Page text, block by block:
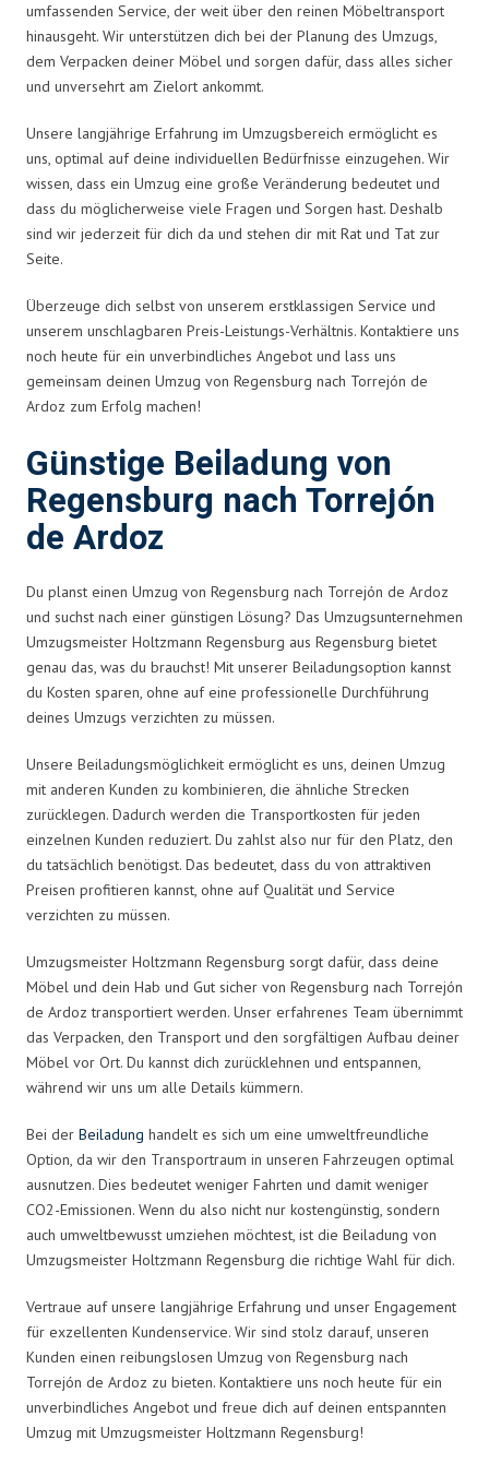
umfassenden Service, der weit über den reinen Möbeltransport
hinausgeht. Wir unterstützen dich bei der Planung des Umzugs,
dem Verpacken deiner Möbel und sorgen dafür, dass alles sicher
und unversehrt am Zielort ankommt.
Unsere langjährige Erfahrung im Umzugsbereich ermöglicht es
uns, optimal auf deine individuellen Bedürfnisse einzugehen. Wir
wissen, dass ein Umzug eine große Veränderung bedeutet und
dass du möglicherweise viele Fragen und Sorgen hast. Deshalb
sind wir jederzeit für dich da und stehen dir mit Rat und Tat zur
Seite.
Überzeuge dich selbst von unserem erstklassigen Service und
unserem unschlagbaren Preis-Leistungs-Verhältnis. Kontaktiere uns
noch heute für ein unverbindliches Angebot und lass uns
gemeinsam deinen Umzug von Regensburg nach Torrejón de
Ardoz zum Erfolg machen!
Günstige Beiladung von
Regensburg nach Torrejón
de Ardoz
Du planst einen Umzug von Regensburg nach Torrejón de Ardoz
und suchst nach einer günstigen Lösung? Das Umzugsunternehmen
Umzugsmeister Holtzmann Regensburg aus Regensburg bietet
genau das, was du brauchst! Mit unserer Beiladungsoption kannst
du Kosten sparen, ohne auf eine professionelle Durchführung
deines Umzugs verzichten zu müssen.
Unsere Beiladungsmöglichkeit ermöglicht es uns, deinen Umzug
mit anderen Kunden zu kombinieren, die ähnliche Strecken
zurücklegen. Dadurch werden die Transportkosten für jeden
einzelnen Kunden reduziert. Du zahlst also nur für den Platz, den
du tatsächlich benötigst. Das bedeutet, dass du von attraktiven
Preisen profitieren kannst, ohne auf Qualität und Service
verzichten zu müssen.
Umzugsmeister Holtzmann Regensburg sorgt dafür, dass deine
Möbel und dein Hab und Gut sicher von Regensburg nach Torrejón
de Ardoz transportiert werden. Unser erfahrenes Team übernimmt
das Verpacken, den Transport und den sorgfältigen Aufbau deiner
Möbel vor Ort. Du kannst dich zurücklehnen und entspannen,
während wir uns um alle Details kümmern.
Bei der Beiladung handelt es sich um eine umweltfreundliche
Option, da wir den Transportraum in unseren Fahrzeugen optimal
ausnutzen. Dies bedeutet weniger Fahrten und damit weniger
CO2-Emissionen. Wenn du also nicht nur kostengünstig, sondern
auch umweltbewusst umziehen möchtest, ist die Beiladung von
Umzugsmeister Holtzmann Regensburg die richtige Wahl für dich.
Vertraue auf unsere langjährige Erfahrung und unser Engagement
für exzellenten Kundenservice. Wir sind stolz darauf, unseren
Kunden einen reibungslosen Umzug von Regensburg nach
Torrejón de Ardoz zu bieten. Kontaktiere uns noch heute für ein
unverbindliches Angebot und freue dich auf deinen entspannten
Umzug mit Umzugsmeister Holtzmann Regensburg!